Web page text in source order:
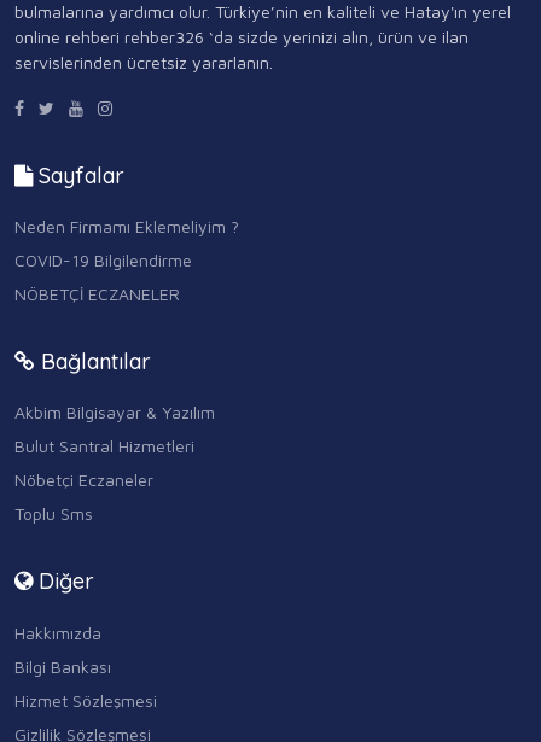
bulmalarına yardımcı olur. Türkiye’nin en kaliteli ve Hatay'ın yerel
online rehberi rehber326 ‘da sizde yerinizi alın, ürün ve ilan
servislerinden ücretsiz yararlanın.
Sayfalar
Neden Firmamı Eklemeliyim ?
COVID-19 Bilgilendirme
NÖBETÇİ ECZANELER
Bağlantılar
Akbim Bilgisayar & Yazılım
Bulut Santral Hizmetleri
Nöbetçi Eczaneler
Toplu Sms
Diğer
Hakkımızda
Bilgi Bankası
Hizmet Sözleşmesi
Gizlilik Sözleşmesi